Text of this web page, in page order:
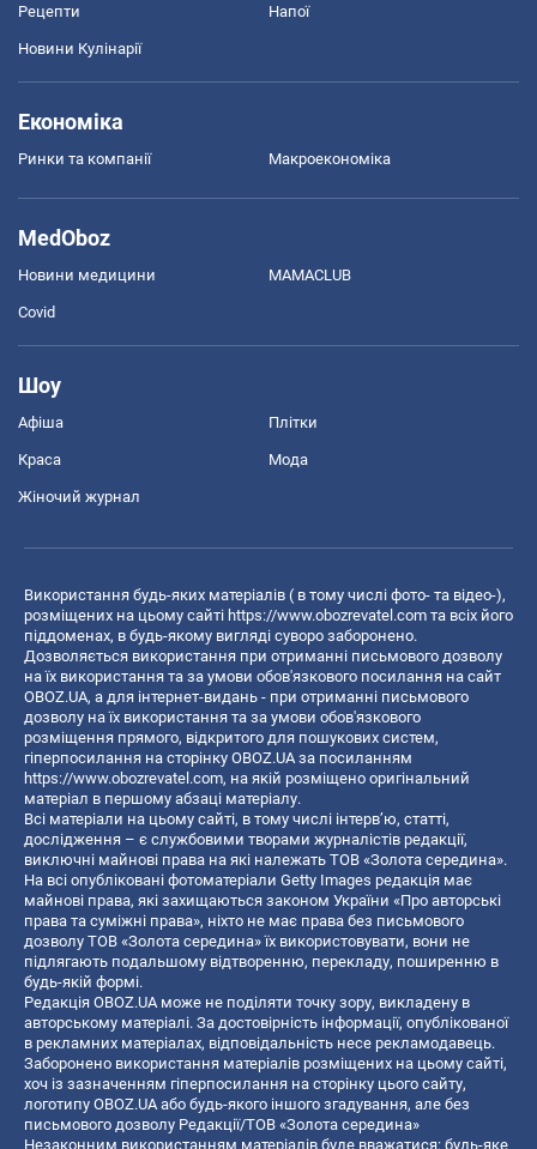
Рецепти Напої
Новини Кулінарії
Економіка
Ринки та компанії Макроекономіка
MedOboz
Новини медицини MAMACLUB
Covid
Шоу
Афіша Плітки
Краса Мода
Жіночий журнал
Використання будь-яких матеріалів ( в тому числі фото- та відео-),
розміщених на цьому сайті https://www.obozrevatel.com та всіх його
піддоменах, в будь-якому вигляді суворо заборонено.
Дозволяється використання при отриманні письмового дозволу
на їх використання та за умови обов'язкового посилання на сайт
OBOZ.UA, а для інтернет-видань - при отриманні письмового
дозволу на їх використання та за умови обов'язкового
розміщення прямого, відкритого для пошукових систем,
гіперпосилання на сторінку OBOZ.UA за посиланням
https://www.obozrevatel.com, на якій розміщено оригінальний
матеріал в першому абзаці матеріалу.
Всі матеріали на цьому сайті, в тому числі інтерв’ю, статті,
дослідження – є службовими творами журналістів редакції,
виключні майнові права на які належать ТОВ «Золота середина».
На всі опубліковані фотоматеріали Getty Images редакція має
майнові права, які захищаються законом України «Про авторські
права та суміжні права», ніхто не має права без письмового
дозволу ТОВ «Золота середина» їх використовувати, вони не
підлягають подальшому відтворенню, перекладу, поширенню в
будь-якій формі.
Редакція OBOZ.UA може не поділяти точку зору, викладену в
авторському матеріалі. За достовірність інформації, опублікованої
в рекламних матеріалах, відповідальність несе рекламодавець.
Заборонено використання матеріалів розміщених на цьому сайті,
хоч із зазначенням гіперпосилання на сторінку цього сайту,
логотипу OBOZ.UA або будь-якого іншого згадування, але без
письмового дозволу Редакції/ТОВ «Золота середина»
Незаконним використанням матеріалів буде вважатися: будь-яке